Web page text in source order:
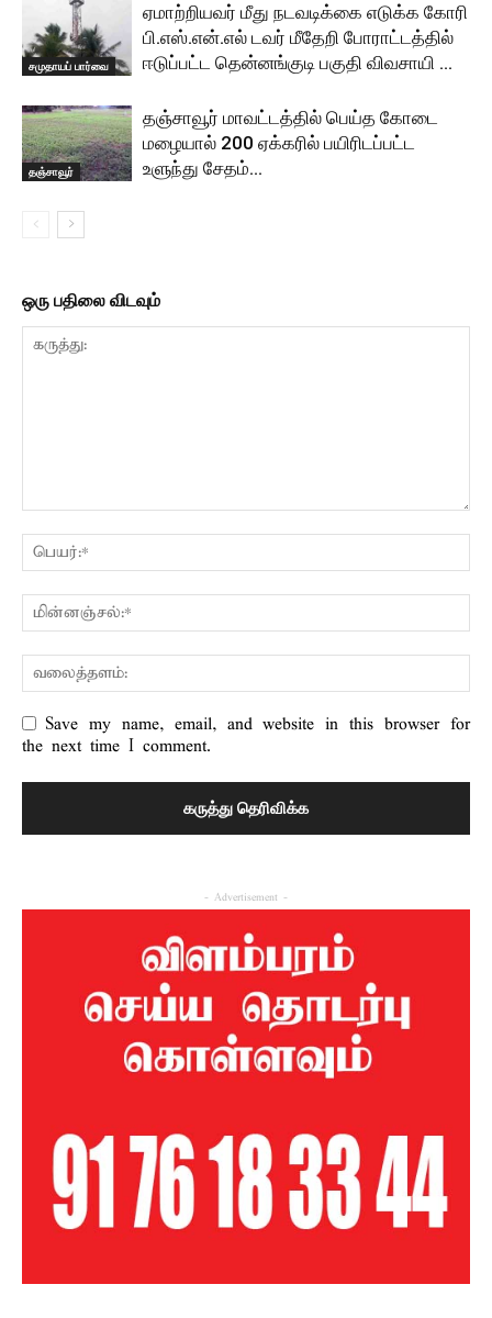
சமுதாயப் பார்வை
ஏமாற்றியவர் மீது நடவடிக்கை எடுக்க கோரி
பி.எஸ்.என்.எல் டவர் மீதேறி போராட்டத்தில்
ஈடுப்பட்ட தென்னங்குடி பகுதி விவசாயி …
தஞ்சாவூர்
தஞ்சாவூர் மாவட்டத்தில் பெய்த கோடை
மழையால் 200 ஏக்கரில் பயிரிடப்பட்ட
உளுந்து சேதம்…
ஒரு பதிலை விடவும்
Save my name, email, and website in this browser for
the next time I comment.
- Advertisement -